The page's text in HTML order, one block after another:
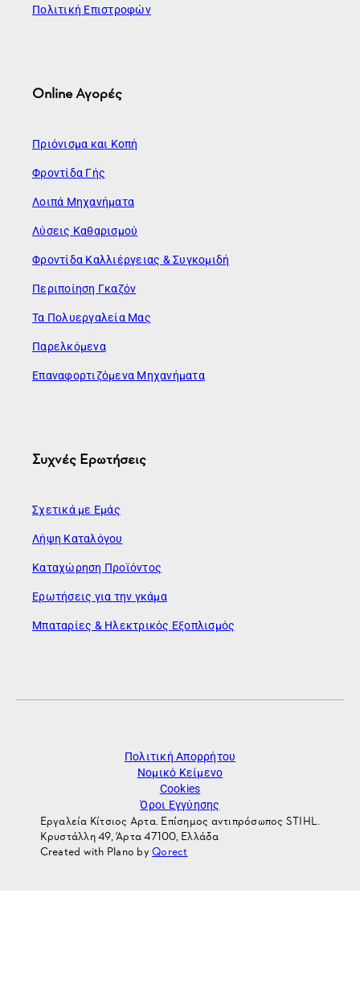
Πολιτική Επιστροφών
Online Αγορές
Πριόνισμα και Κοπή
Φροντίδα Γής
Λοιπά Μηχανήματα
Λύσεις Καθαρισμού
Φροντίδα Καλλιέργειας & Συγκομιδή
Περιποίηση Γκαζόν
Τα Πολυεργαλεία Μας
Παρελκόμενα
Επαναφορτιζόμενα Μηχανήματα
Συχνές Ερωτήσεις
Σχετικά με Εμάς
Λήψη Καταλόγου
Καταχώρηση Προϊόντος
Ερωτήσεις για την γκάμα
Μπαταρίες & Ηλεκτρικός Εξοπλισμός
Πολιτική Απορρήτου
Νομικό Κείμενο
Cookies
Όροι Εγγύησης
Εργαλεία Κίτσιος Αρτα. Επίσημος αντιπρόσωπος STIHL.
Κρυστάλλη 49, Άρτα 47100, Ελλάδα
Created with Plano byQorect